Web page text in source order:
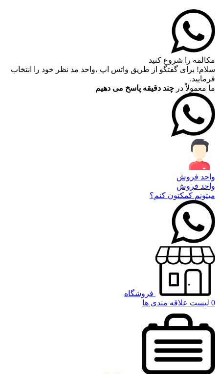
مکالمه را شروع کنید
سلام! برای گفتگو از طریق واتس اپ ،واحد مد نظر خود را انتخاب
فرمایید.
ما معمولاً در چند دقیقه پاسخ می دهیم
واحد فروش
واحد فروش
میتونم کمکتون کنم؟
فروشگاه
0 لیست علاقه مندی ها